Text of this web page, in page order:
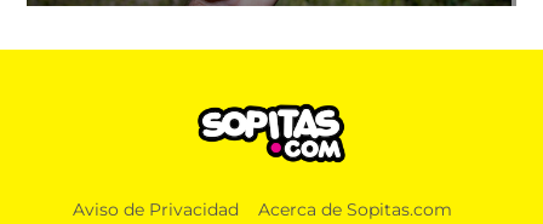
Aviso de Privacidad Acerca de Sopitas.com